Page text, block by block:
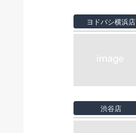
ヨドバシ横浜店
渋谷店